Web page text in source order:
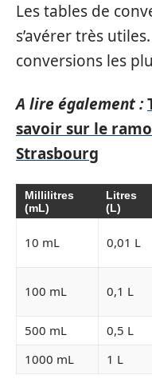
Les tables de
s’avérer très
conversions les
A lire également :
savoir sur le
Strasbourg
Millilitres
(mL)
Litres
(L)
10 mL 0,01 L
100 mL 0,1 L
500 mL
0,5 L
1000 mL
1 L